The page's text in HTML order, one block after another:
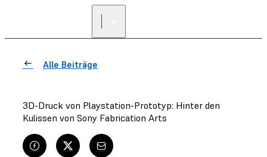
Alle Beiträge
3D-Druck von Playstation-Prototyp: Hinter den
Kulissen von Sony Fabrication Arts